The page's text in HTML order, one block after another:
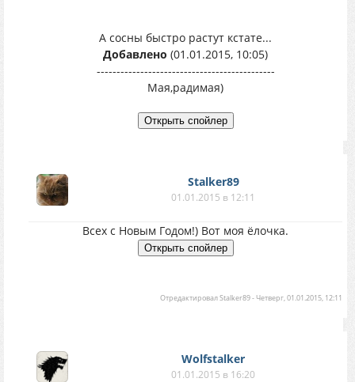
А сосны быстро растут кстате...
Добавлено (01.01.2015, 10:05)
---------------------------------------------
Мая,радимая)
Stalker89
01.01.2015 в 12:11
Всех с Новым Годом!) Вот моя ёлочка.
ОтредактировалStalker89-Четверг, 01.01.2015, 12:11
Wolfstalker
01.01.2015 в 16:20